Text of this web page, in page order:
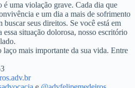
uma violação grave. Cada dia que
e um dia a mais de sofrimento
buscar seus direitos. Se você está em
situação dolorosa, nosso escritório
laço mais importante da sua vida. Entre